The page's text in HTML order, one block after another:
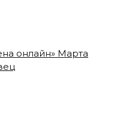
онлайн» Марта